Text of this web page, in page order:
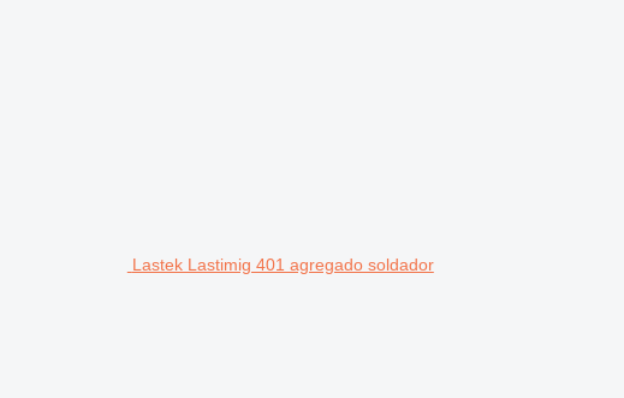
Lastek Lastimig 401 agregado soldador